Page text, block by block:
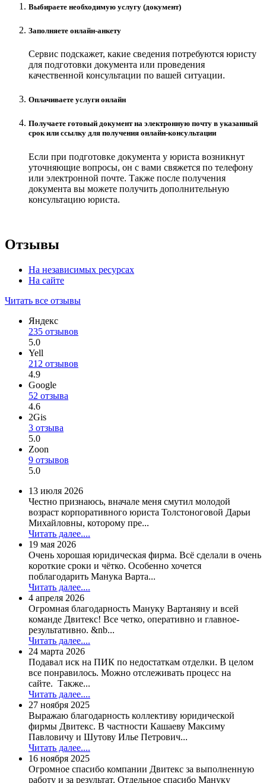
Выбираете необходимую услугу (документ)
Заполняете онлайн-анкету
Сервис подскажет, какие сведения потребуются юристу
для подготовки документа или проведения
качественной консультации по вашей ситуации.
Оплачиваете услуги онлайн
Получаете готовый документ на электронную почту в указанный
срок или ссылку для получения онлайн-консультации
Если при подготовке документа у юриста возникнут
уточняющие вопросы, он с вами свяжется по телефону
или электронной почте. Также после получения
документа вы можете получить дополнительную
консультацию юриста.
Отзывы
На независимых ресурсах
На сайте
Читать все отзывы
Яндекс
235 отзывов
5.0
Yell
212 отзывов
4.9
Google
52 отзыва
4.6
2Gis
3 отзыва
5.0
Zoon
9 отзывов
5.0
13 июля 2026
Честно признаюсь, вначале меня смутил молодой
возраст корпоративного юриста Толстоноговой Дарьи
Михайловны, которому пре...
Читать далее....
19 мая 2026
Очень хорошая юридическая фирма. Всё сделали в очень
короткие сроки и чётко. Особенно хочется
поблагодарить Манука Варта...
Читать далее....
4 апреля 2026
Огромная благодарность Мануку Вартаняну и всей
команде Двитекс! Все четко, оперативно и главное-
результативно. &nb...
Читать далее....
24 марта 2026
Подавал иск на ПИК по недостаткам отделки. В целом
все понравилось. Можно отслеживать процесс на
сайте. Также...
Читать далее....
27 ноября 2025
Выражаю благодарность коллективу юридической
фирмы Двитекс. В частности Кашаеву Максиму
Павловичу и Шутову Илье Петрович...
Читать далее....
16 ноября 2025
Огромное спасибо компании Двитекс за выполненную
работу и за результат. Отдельное спасибо Мануку